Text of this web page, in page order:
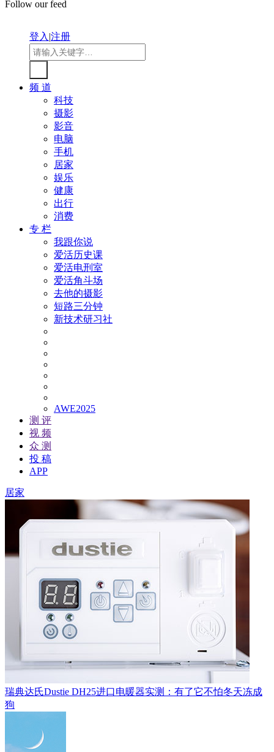
Follow our feed
登入|注册
频 道
科技
摄影
影音
电脑
手机
居家
娱乐
健康
出行
消费
专 栏
我跟你说
爱活历史课
爱活电刑室
爱活角斗场
去他的摄影
短路三分钟
新技术研习社
AWE2025
测 评
视 频
众 测
投 稿
APP
居家
瑞典达氏Dustie DH25进口电暖器实测：有了它不怕冬天冻成
狗